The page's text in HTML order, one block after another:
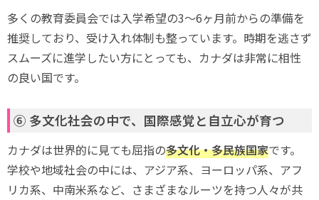
多くの教育委員会では入学希望の3〜6ヶ月前からの準備を
推奨しており、受け入れ体制も整っています。時期を逃さず
スムーズに進学したい方にとっても、カナダは非常に相性
の良い国です。
⑥ 多文化社会の中で、国際感覚と自立心が育つ
カナダは世界的に見ても屈指の多文化・多民族国家です。
学校や地域社会の中には、アジア系、ヨーロッパ系、アフ
リカ系、中南米系など、さまざまなルーツを持つ人々が共